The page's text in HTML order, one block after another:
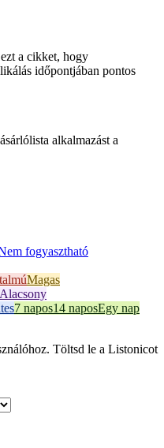
a cikket, hogy
időpontjában pontos
alkalmazást a
fogyasztható
Magas
Alacsony
7 napos14 naposEgy nap
Töltsd le a Listonicot